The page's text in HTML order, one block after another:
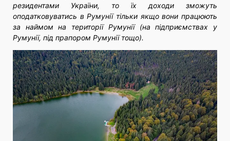
резидентами України, то їх доходи зможуть
оподатковуватись в Румунії тільки якщо вони працюють
за наймом на території Румунії (на підприємствах у
Румунії, під прапором Румунії тощо).